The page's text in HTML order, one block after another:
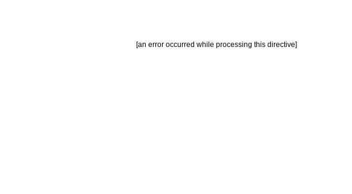
[an error occurred while processing this directive]